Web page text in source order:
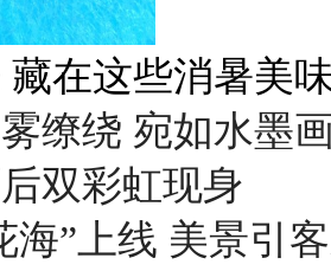
夏里的“绿野仙
缭绕 宛如水墨
双彩虹现身
海”上线 美景引